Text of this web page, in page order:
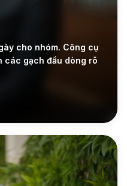
cho nhóm. Công cụ
các gạch đầu dòng rõ